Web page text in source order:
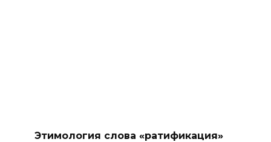
Этимология слова «ратификация»